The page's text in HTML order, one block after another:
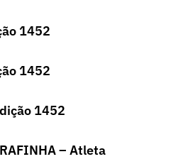
1452
1452
1452
– Atleta